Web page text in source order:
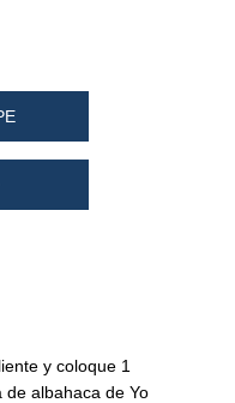
y coloque 1
albahaca de Yo